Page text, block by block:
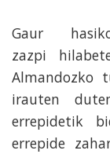
Gaur
zazpi
Almandozko
irauten
errepidetik
errepide